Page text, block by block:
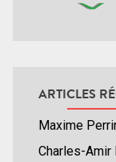
ARTICLES
Maxime
Charles-